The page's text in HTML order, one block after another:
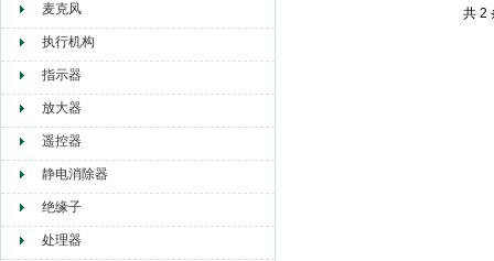
麦克风
执行机构
指示器
放大器
遥控器
静电消除器
绝缘子
处理器
共 2